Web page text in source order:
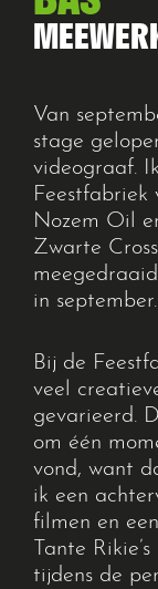
Van
stage
videograaf.
Feestfabriek
Nozem Oil
Zwarte
in september.
Bij de
veel
gevarieerd.
om één
vond, want
ik een
filmen en
Tante Rikie’s
tijdens de